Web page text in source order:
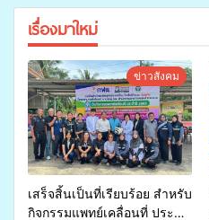
เรื่องมาใหม่
ข่าวสังคม
เสร็จสิ้นเป็นที่เรียบร้อย สำหรับ
กิจกรรมแพทย์เคลื่อนที่ ประจำ